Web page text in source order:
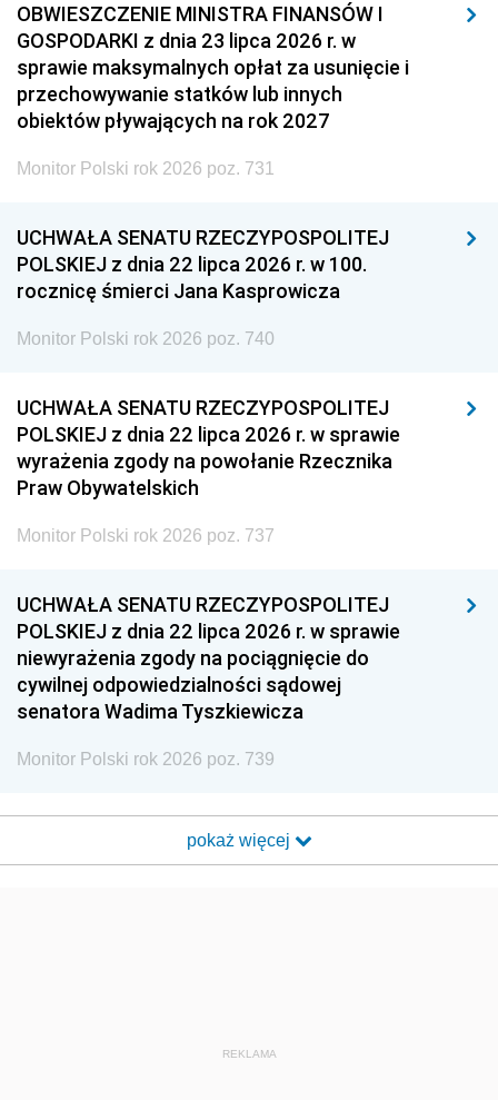
OBWIESZCZENIE MINISTRA FINANSÓW I
GOSPODARKI z dnia 23 lipca 2026 r. w
sprawie maksymalnych opłat za usunięcie i
przechowywanie statków lub innych
obiektów pływających na rok 2027
Monitor Polski rok 2026 poz. 731
UCHWAŁA SENATU RZECZYPOSPOLITEJ
POLSKIEJ z dnia 22 lipca 2026 r. w 100.
rocznicę śmierci Jana Kasprowicza
Monitor Polski rok 2026 poz. 740
UCHWAŁA SENATU RZECZYPOSPOLITEJ
POLSKIEJ z dnia 22 lipca 2026 r. w sprawie
wyrażenia zgody na powołanie Rzecznika
Praw Obywatelskich
Monitor Polski rok 2026 poz. 737
UCHWAŁA SENATU RZECZYPOSPOLITEJ
POLSKIEJ z dnia 22 lipca 2026 r. w sprawie
niewyrażenia zgody na pociągnięcie do
cywilnej odpowiedzialności sądowej
senatora Wadima Tyszkiewicza
Monitor Polski rok 2026 poz. 739
pokaż więcej
REKLAMA